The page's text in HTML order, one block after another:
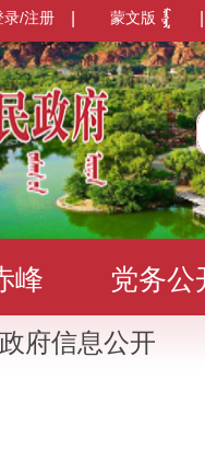
蒙文版
录/注册
峰 党务公
动 数据发
政府信息公开